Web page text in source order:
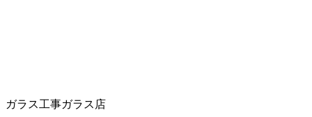
ガラス工事ガラス店